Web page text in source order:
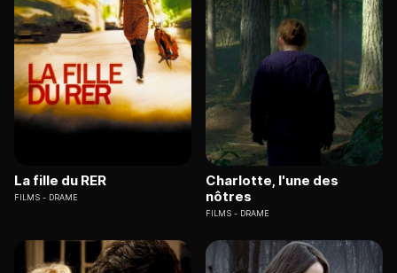
La fille du RER
FILMS DRAME
Charlotte, l'une des
nôtres
FILMS DRAME